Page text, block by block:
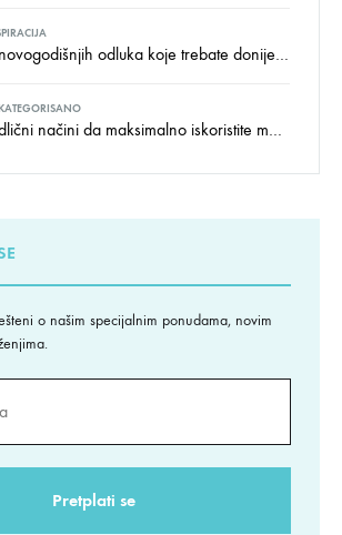
5 novogodišnjih odluka koje trebate donijeti u vezi izgleda doma
Odlični načini da maksimalno iskoristite male prostore
o našim specijalnim ponudama, novim